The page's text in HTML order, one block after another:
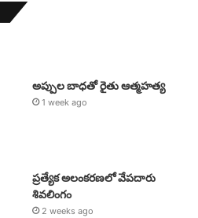
అప్పుల బాధతో రైతు ఆత్మహత్య
1 week ago
ప్రత్యేక అలంకరణలో వేపదారు
శివలింగం
2 weeks ago